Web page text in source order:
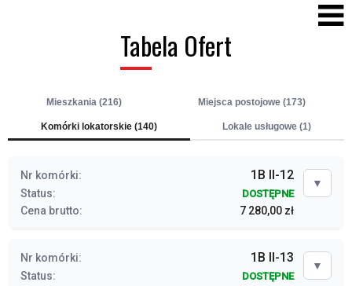
Tabela Ofert
Mieszkania (216) Miejsca postojowe (173)
Komórki lokatorskie (140) Lokale usługowe (1)
Nr komórki: 1B II-12
Status: DOSTĘPNE
Cena brutto: 7 280,00 zł
▼
Nr komórki: 1B II-13
Status: DOSTĘPNE
▼